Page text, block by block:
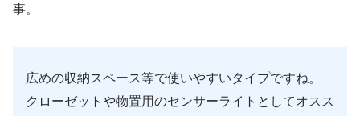
事。
広めの収納スペース等で使いやすいタイプですね。
クローゼットや物置用のセンサーライトとしてオスス